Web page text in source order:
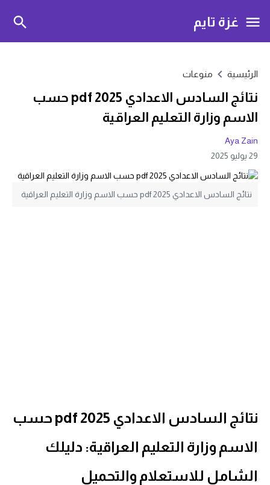
غزة تايم
الرئيسية منوعات
نتائج السادس الاعدادي pdf 2025 حسب
الاسم وزارة التعليم العراقية
Aya Zain
29 يوليو 2025
نتائج السادس الاعدادي pdf 2025 حسب الاسم وزارة التعليم العراقية
نتائج السادس الاعدادي pdf 2025 حسب
الاسم وزارة التعليم العراقية: دليلك
الشامل للاستعلام والتحميل